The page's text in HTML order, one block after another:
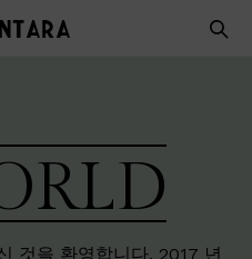
것을 환영합니다, 2017 년